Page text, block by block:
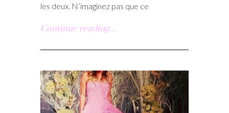
les deux. N’imaginez pas que ce
Continue reading…